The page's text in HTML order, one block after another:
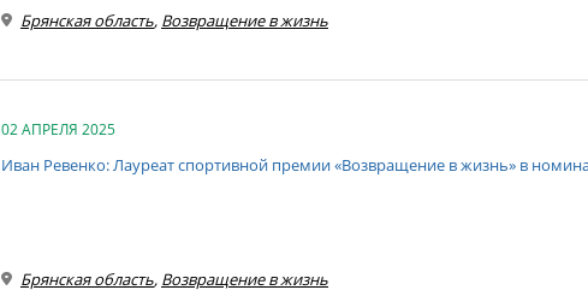
Брянская область, Возвращение в жизнь
02 АПРЕЛЯ 2025
Иван Ревенко: Лауреат спортивной премии «Возвращение в жизнь» в
Брянская область, Возвращение в жизнь